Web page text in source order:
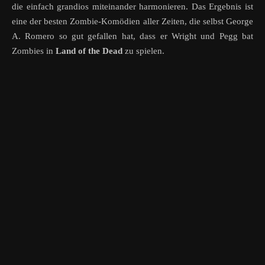
die einfach grandios miteinander harmonieren. Das Ergebnis ist
eine der besten Zombie-Komödien aller Zeiten, die selbst George
A. Romero so gut gefallen hat, dass er Wright und Pegg bat
Zombies in Land of the Dead zu spielen.